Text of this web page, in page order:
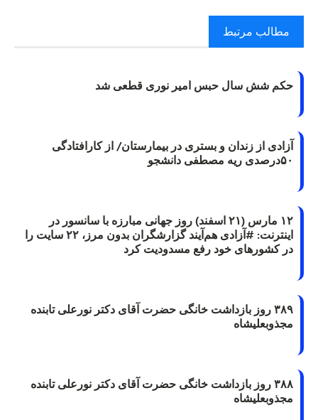
مطالب مرتبط
حکم شش سال حبس امیر نوری قطعی شد
آزادی از زندان و بستری در بیمارستان/ از کارافتادگی
۵۰درصدی ریه مصطفی دانشجو
۱۲ مارس (۲۱ اسفند) روز جهانی مبارزه با سانسور در
اینترنت: #آزادی هم‌آیند گزارشگران‌ بدون مرز، ۲۲ سایت را
در کشورهای خود رفع مسدودیت کرد
۳۸۹ روز بازداشت خانگی حضرت آقای دکتر نورعلی تابنده
مجذوبعلیشاه
۳۸۸ روز بازداشت خانگی حضرت آقای دکتر نورعلی تابنده
مجذوبعلیشاه